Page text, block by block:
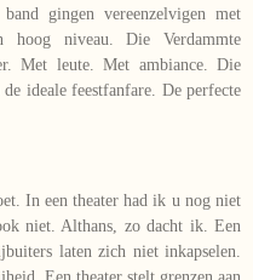
gingen vereenzelvigen met
hoog niveau. Die Verdammte
Met leute. Met ambiance. Die
ideale feestfanfare. De perfecte
In een theater had ik u nog niet
niet. Althans, zo dacht ik. Een
laten zich niet inkapselen.